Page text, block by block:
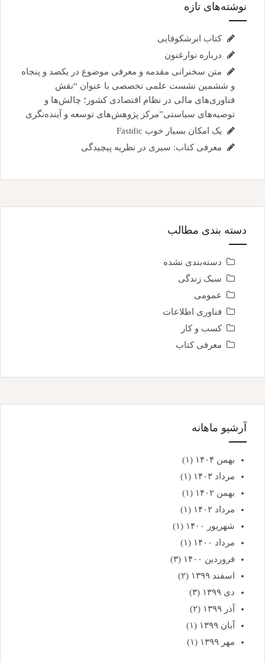
نوشته‌های تازه
کتاب ابرشکوفایی
درباره نوارغنون
متن سخنرانی مقدمه و معرفی موضوع در یکصد و پنجاه
و ششمین نشست علمی تخصصی با عنوان “نقش
فناوری‌های مالی در نظام اقتصادی کشور؛ چالش‌ها و
توصیه‌های سیاستی”مرکز پژوهش‌های توسعه و آینده‌نگری
یک امکان بسیار خوب Fastdic
معرفی کتاب: سیری در نظریه پیچیدگی
دسته بندی مطالب
دسته‌بندی نشده
سبک زندگی
عمومی
فناوری اطلاعات
کسب و کار
معرفی کتاب
آرشیو ماهانه
بهمن ۱۴۰۴
(۱)
مرداد ۱۴۰۳
(۱)
بهمن ۱۴۰۲
(۱)
مرداد ۱۴۰۲
(۱)
شهریور ۱۴۰۰
(۱)
مرداد ۱۴۰۰
(۱)
فروردین ۱۴۰۰
(۳)
اسفند ۱۳۹۹
(۲)
دی ۱۳۹۹
(۳)
آذر ۱۳۹۹
(۲)
آبان ۱۳۹۹
(۱)
مهر ۱۳۹۹
(۱)